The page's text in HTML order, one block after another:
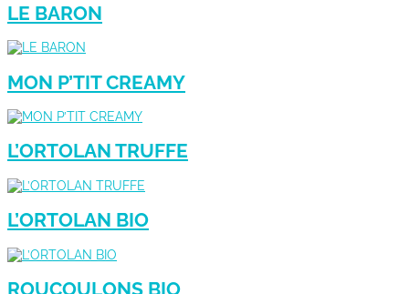
LE BARON
MON P’TIT CREAMY
L’ORTOLAN TRUFFE
L’ORTOLAN BIO
ROUCOULONS BIO